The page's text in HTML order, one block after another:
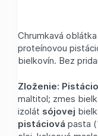
Chrumkavá
proteínovou
bielkovín. Bez
Zloženie:
maltitol; zmes
izolát sójovej
pistáciová pasta